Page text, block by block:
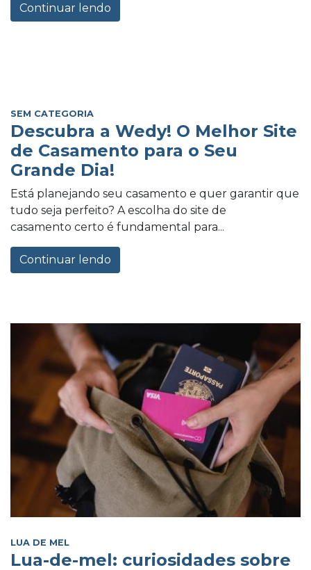
Continuar lendo
SEM CATEGORIA
Descubra a Wedy! O Melhor Site
de Casamento para o Seu
Grande Dia!
Está planejando seu casamento e quer garantir que
tudo seja perfeito? A escolha do site de
casamento certo é fundamental para...
Continuar lendo
LUA DE MEL
Lua-de-mel: curiosidades sobre